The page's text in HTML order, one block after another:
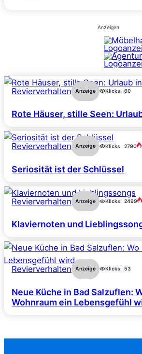
Anzeigen
Revierverhalten Anzeige Klicks: 60
Rote Häuser, stille Seen:
Revierverhalten Anzeige Klicks: 2790
Seriosität ist der Schlüssel
Revierverhalten Anzeige Klicks: 2499
Klaviernoten und
Revierverhalten Anzeige Klicks: 53
Neue Küche in Bad Salzuflen:
Wohnraum ein Lebensgefühl